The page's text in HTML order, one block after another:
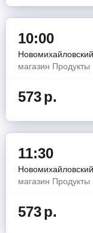
10:00
Новомихайловский
магазин Продукты
573р.
11:30
Новомихайловский
магазин Продукты
573р.